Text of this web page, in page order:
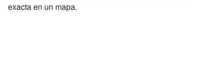
exacta en un mapa.